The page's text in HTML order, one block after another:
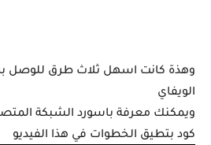
وهذة كانت اسهل ثلاث طرق للوصل
الويفاي
ويمكنك معرفة باسورد الشبكة
كود بتطيق الخطوات في هذا الفيديو